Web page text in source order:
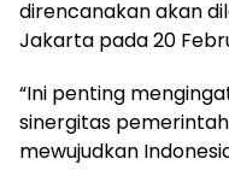
direncanakan akan
Jakarta pada 20
“Ini penting
sinergitas
mewujudkan